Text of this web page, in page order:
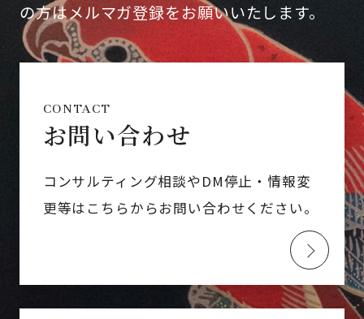
の方はメルマガ登録をお願いいたします。
CONTACT
お問い合わせ
コンサルティング相談やDM停止・情報変
更等はこちらからお問い合わせください。